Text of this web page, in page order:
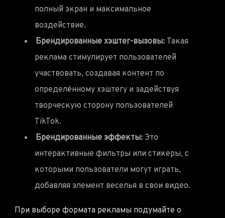
полный экран и максимальное
воздействие.
Брендированные хэштег-вызовы: Такая
реклама стимулирует пользователей
участвовать, создавая контент по
определённому хэштегу и задействуя
творческую сторону пользователей
TikTok.
Брендированные эффекты: Это
интерактивные фильтры или стикеры, с
которыми пользователи могут играть,
добавляя элемент веселья в свои видео.
При выборе формата рекламы подумайте о